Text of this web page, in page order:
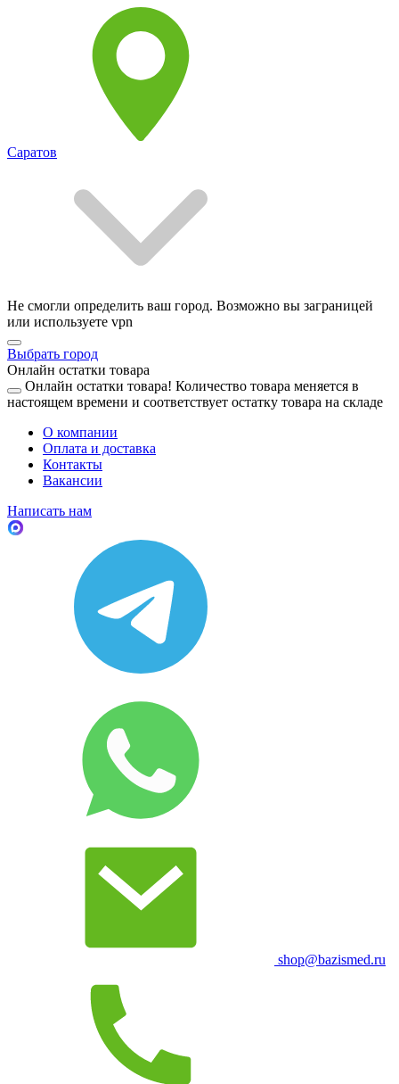
Саратов
Не смогли определить ваш город. Возможно вы заграницей
или используете vpn
Выбрать город
Онлайн остатки товара
Онлайн остатки товара! Количество товара меняется в
настоящем времени и соответствует остатку товара на складе
О компании
Оплата и доставка
Контакты
Вакансии
Написать нам
shop@bazismed.ru